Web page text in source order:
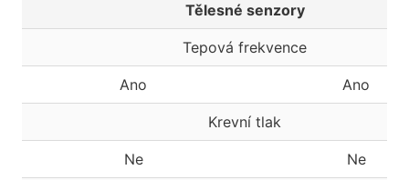
Tělesné senzory
Tepová frekvence
Ano Ano
Krevní tlak
Ne Ne